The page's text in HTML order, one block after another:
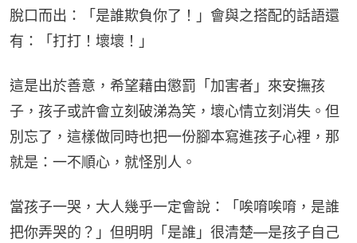
脫口而出：「是誰欺負你了！」會與之搭配的話語還
有：「打打！壞壞！」
這是出於善意，希望藉由懲罰「加害者」來安撫孩
子，孩子或許會立刻破涕為笑，壞心情立刻消失。但
別忘了，這樣做同時也把一份腳本寫進孩子心裡，那
就是：一不順心，就怪別人。
當孩子一哭，大人幾乎一定會說：「唉唷唉唷，是誰
把你弄哭的？」但明明「是誰」很清楚—是孩子自己